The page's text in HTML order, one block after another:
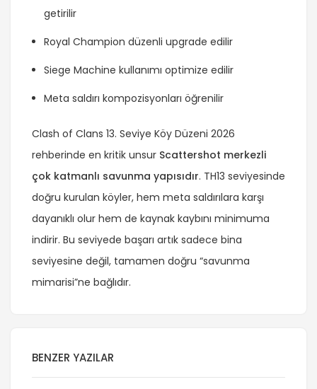
getirilir
Royal Champion düzenli upgrade edilir
Siege Machine kullanımı optimize edilir
Meta saldırı kompozisyonları öğrenilir
Clash of Clans 13. Seviye Köy Düzeni 2026
rehberinde en kritik unsur Scattershot merkezli
çok katmanlı savunma yapısıdır. TH13 seviyesinde
doğru kurulan köyler, hem meta saldırılara karşı
dayanıklı olur hem de kaynak kaybını minimuma
indirir. Bu seviyede başarı artık sadece bina
seviyesine değil, tamamen doğru “savunma
mimarisi”ne bağlıdır.
BENZER YAZILAR